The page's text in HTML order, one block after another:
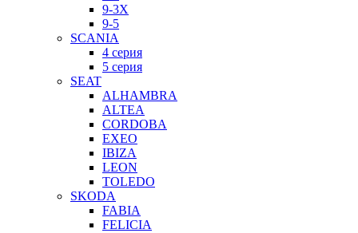
9-3X
9-5
SCANIA
4 серия
5 серия
SEAT
ALHAMBRA
ALTEA
CORDOBA
EXEO
IBIZA
LEON
TOLEDO
SKODA
FABIA
FELICIA